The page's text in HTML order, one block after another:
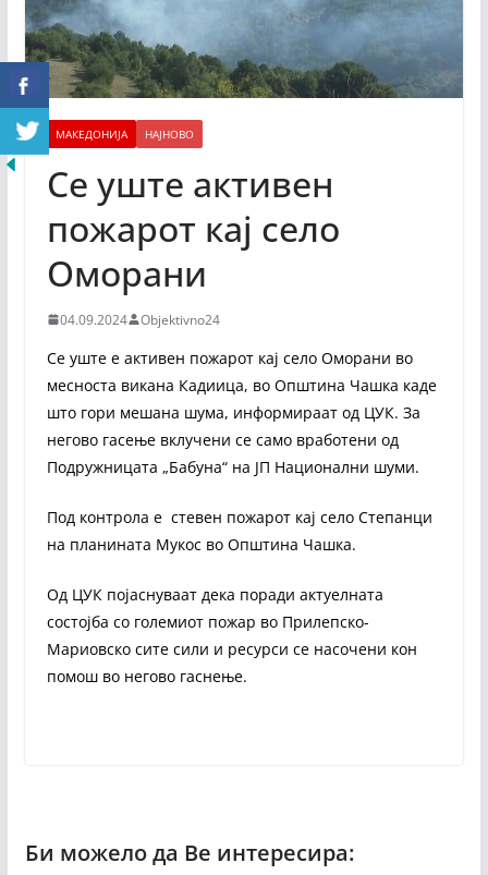
МАКЕДОНИЈА НАЈНОВО
Се уште активен
пожарот кај село
Оморани
04.09.2024 Objektivno24
Се уште е активен пожарот кај село Оморани во
месноста викана Кадиица, во Општина Чашка каде
што гори мешана шума, информираат од ЦУК. За
негово гасење вклучени се само вработени од
Подружницата „Бабуна“ на ЈП Национални шуми.
Под контрола е стевен пожарот кај село Степанци
на планината Мукос во Општина Чашка.
Од ЦУК појаснуваат дека поради актуелната
состојба со големиот пожар во Прилепско-
Мариовско сите сили и ресурси се насочени кон
помош во негово гаснење.